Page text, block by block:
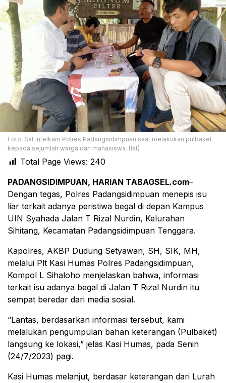
Foto: Sat Intelkam Polres Padangsidimpuan saat melakukan pulbaket
kepada sejumlah warga dan mahasiswa. (Ist)
Total Page Views: 240
PADANGSIDIMPUAN, HARIAN TABAGSEL.com–
Dengan tegas, Polres Padangsidimpuan menepis isu
liar terkait adanya peristiwa begal di depan Kampus
UIN Syahada Jalan T Rizal Nurdin, Kelurahan
Sihitang, Kecamatan Padangsidimpuan Tenggara.
Kapolres, AKBP Dudung Setyawan, SH, SIK, MH,
melalui Plt Kasi Humas Polres Padangsidimpuan,
Kompol L Sihaloho menjelaskan bahwa, informasi
terkait isu adanya begal di Jalan T Rizal Nurdin itu
sempat beredar dari media sosial.
“Lantas, berdasarkan informasi tersebut, kami
melalukan pengumpulan bahan keterangan (Pulbaket)
langsung ke lokasi,” jelas Kasi Humas, pada Senin
(24/7/2023) pagi.
Kasi Humas melanjut, berdasar keterangan dari Lurah